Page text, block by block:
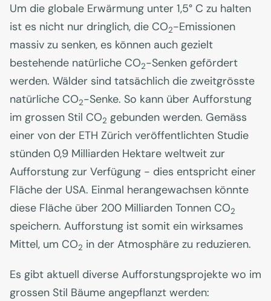
Um die globale Erwärmung unter 1,5° C zu halten
ist es nicht nur dringlich, die CO2-Emissionen
massiv zu senken, es können auch gezielt
bestehende natürliche CO2-Senken gefördert
werden. Wälder sind tatsächlich die zweitgrösste
natürliche CO2-Senke. So kann über Aufforstung
im grossen Stil CO2 gebunden werden. Gemäss
einer von der ETH Zürich veröffentlichten Studie
stünden 0,9 Milliarden Hektare weltweit zur
Aufforstung zur Verfügung - dies entspricht einer
Fläche der USA. Einmal herangewachsen könnte
diese Fläche über 200 Milliarden Tonnen CO2
speichern. Aufforstung ist somit ein wirksames
Mittel, um CO2 in der Atmosphäre zu reduzieren.
Es gibt aktuell diverse Aufforstungsprojekte wo im
grossen Stil Bäume angepflanzt werden: